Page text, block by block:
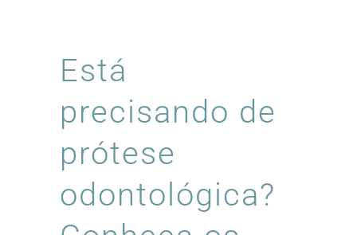
Está
precisando de
prótese
odontológica?